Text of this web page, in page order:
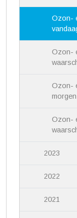
Ozon-
Ozon-
Ozon-
Ozon-
2023
2022
2021